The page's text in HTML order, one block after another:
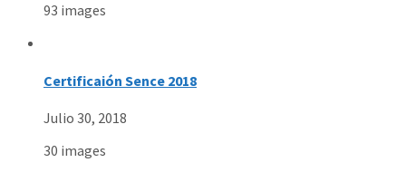
93 images
Certificaión Sence 2018
Julio 30, 2018
30 images